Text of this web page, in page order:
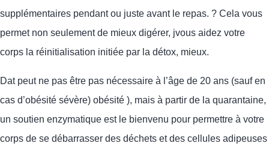
supplémentaires pendant ou juste avant le repas. ? Cela vous
permet non seulement de mieux digérer, jvous aidez votre
corps la réinitialisation initiée par la détox, mieux.
Dat peut ne pas être pas nécessaire à l’âge de 20 ans (sauf en
cas d’obésité sévère) obésité ), mais à partir de la quarantaine,
un soutien enzymatique est le bienvenu pour permettre à votre
corps de se débarrasser des déchets et des cellules adipeuses